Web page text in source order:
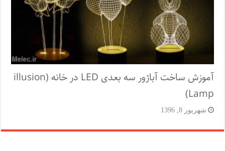
آموزش ساخت آباژور سه بعدی LED در خانه (illusion
Lamp)
شهریور 8, 1396